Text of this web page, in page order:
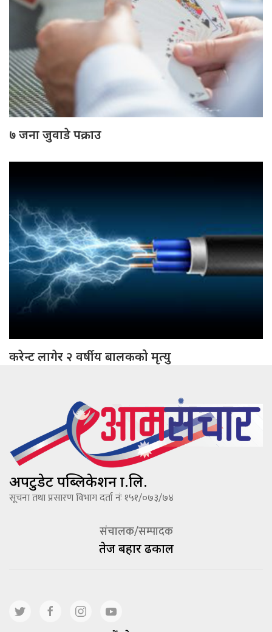
७ जना जुवाडे पक्राउ
करेन्ट लागेर २ वर्षीय बालकको मृत्यु
अपटुडेट पब्लिकेशन प्रा.लि.
सूचना तथा प्रसारण विभाग दर्ता नंः १५१/०७३/७४
संचालक/सम्पादक
तेज बहादूर ढकाल